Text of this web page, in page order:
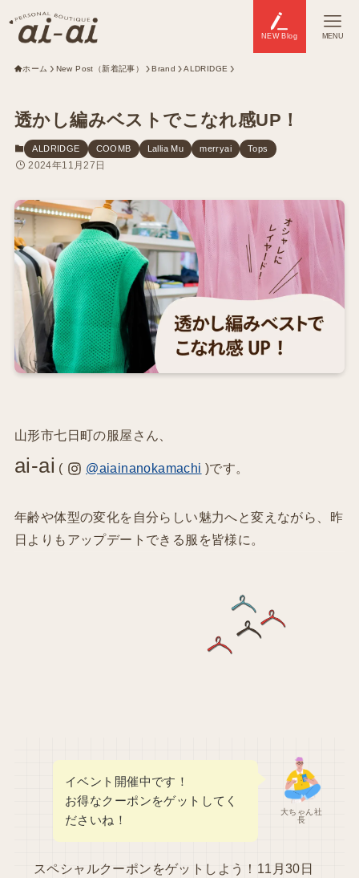
NEW Blog MENU
ホーム New Post（新着記事） Brand ALDRIDGE
透かし編みベストでこなれ感UP！
ALDRIDGE COOMB Lallia Mu merryai Tops
2024年11月27日
山形市七日町の服屋さん、
ai-ai ( @aiainanokamachi )です。
年齢や体型の変化を自分らしい魅力へと変えながら、昨
日よりもアップデートできる服を皆様に。
大ちゃん社
長
イベント開催中です！
お得なクーポンをゲットしてく
ださいね！
スペシャルクーポンをゲットしよう！11月30日